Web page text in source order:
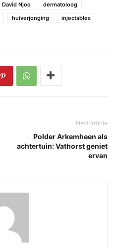
David Njoo
dermatoloog
huiverjonging
injectables
Next article
Polder Arkemheen als
achtertuin: Vathorst geniet
ervan